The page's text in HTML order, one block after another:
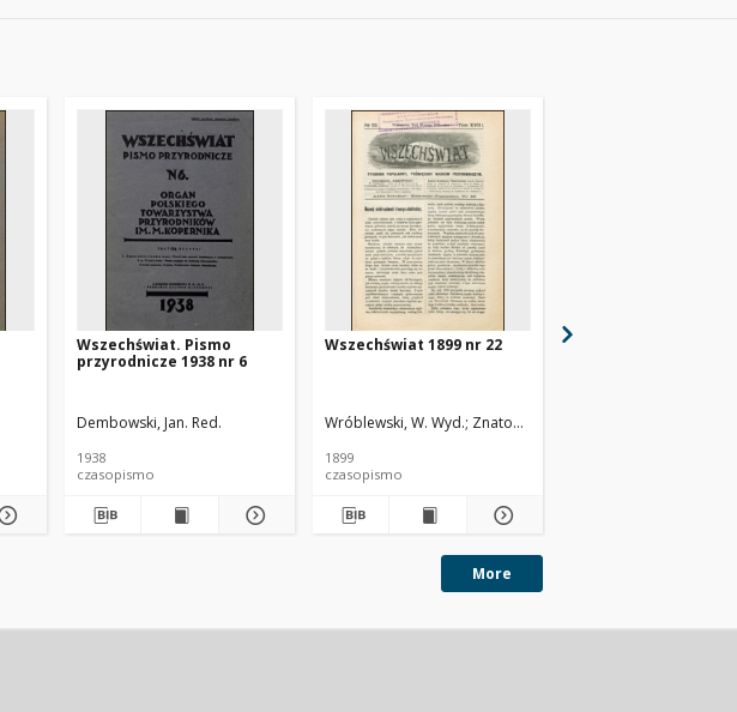
Wszechświat. Pismo
przyrodnicze 1938 nr 6
Dembowski, Jan. Red.
1938
czasopismo
Wszechświat 1899 nr 22
Wróblewski, W. Wyd. Znatowicz, Br.
1899
czasopismo
More